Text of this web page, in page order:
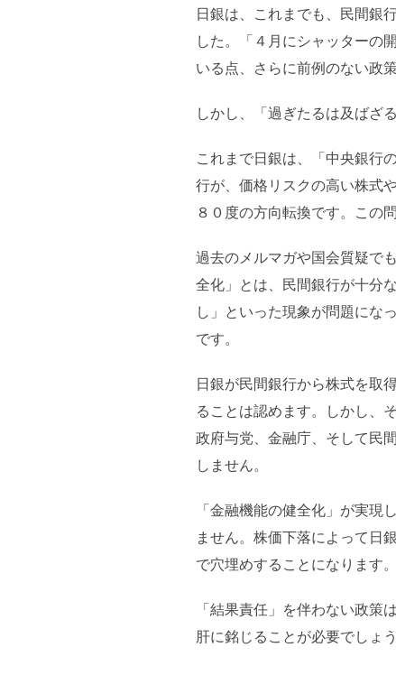
日銀は、これまでも、民間銀
した。「４月にシャッターの
いる点、さらに前例のない政
しかし、「過ぎたるは及ばざ
これまで日銀は、「中央銀行
行が、価格リスクの高い株式
８０度の方向転換です。この
過去のメルマガや国会質疑で
全化」とは、民間銀行が十分
し」といった現象が問題にな
です。
日銀が民間銀行から株式を取
ることは認めます。しかし、
政府与党、金融庁、そして民
しません。
「金融機能の健全化」が実
ません。株価下落によって日
で穴埋めすることになります。
「結果責任」を伴わない政策
肝に銘じることが必要でしょう